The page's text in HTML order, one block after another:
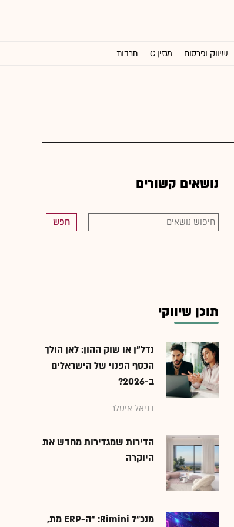
שיווק ופרסום מגזין G תרבות
נושאים קשורים
חפש
תוכן שיווקי
נדל"ן או שוק ההון: לאן הולך
הכסף הפנוי של הישראלים
ב-2026?
דניאל איסלר
הדירות שמגדירות מחדש את
היוקרה
מנכ״ל Rimini: “ה-ERP מת,